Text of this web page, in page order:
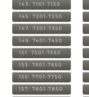
143: 7101-7150
145: 7201-7250
147: 7301-7350
149: 7401-7450
151: 7501-7550
153: 7601-7650
155: 7701-7750
157: 7801-7850